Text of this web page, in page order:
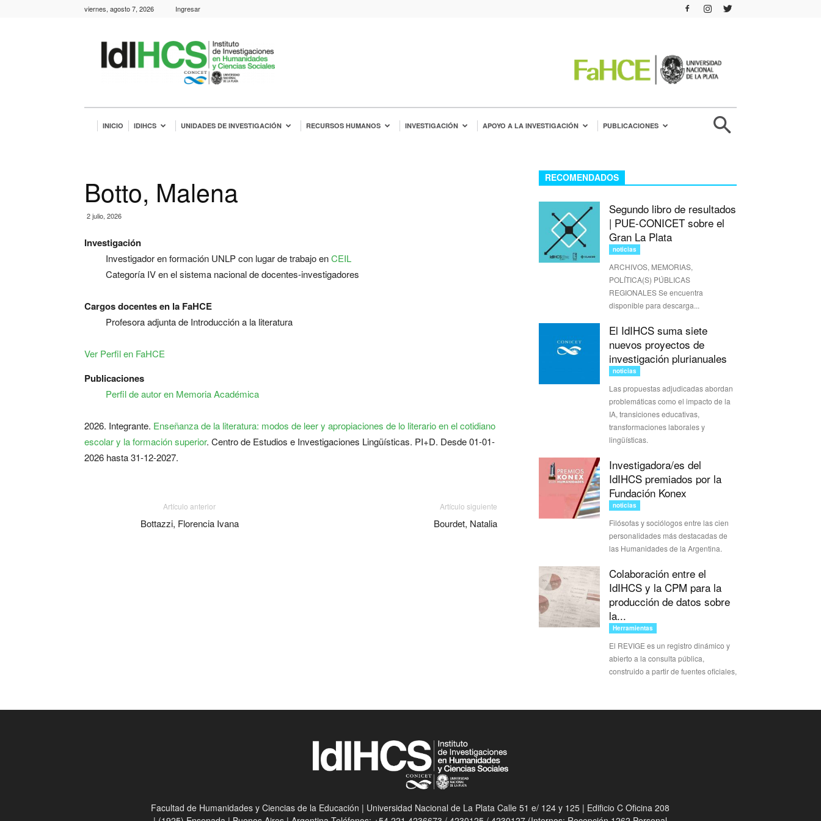
viernes, agosto 7, 2026 Ingresar
IdIHCS
INICIO IDIHCS UNIDADES DE INVESTIGACIÓN RECURSOS HUMANOS INVESTIGACIÓN APOYO A LA INVESTIGACIÓN PUBLICACIONES
Botto, Malena
2 julio, 2026
Investigación
Investigador en formación UNLP con lugar de trabajo enCEIL
Categoría IV en el sistema nacional de docentes-investigadores
Cargos docentes en la FaHCE
Profesora adjunta de Introducción a la literatura
Ver Perfil en FaHCE
Publicaciones
Perfil de autor en Memoria Académica
2026. Integrante. Enseñanza de la literatura: modos de leer y apropiaciones de lo literario en el cotidiano
escolar y la formación superior. Centro de Estudios e Investigaciones Lingüísticas. PI+D. Desde 01-01-
2026 hasta 31-12-2027.
Artículo anterior
Bottazzi, Florencia Ivana
Artículo siguiente
Bourdet, Natalia
RECOMENDADOS
Segundo libro de resultados
| PUE-CONICET sobre el
Gran La Plata
noticias
ARCHIVOS, MEMORIAS,
POLÍTICA(S) PÚBLICAS
REGIONALES Se encuentra
disponible para descarga...
El IdIHCS suma siete
nuevos proyectos de
investigación plurianuales
noticias
Las propuestas adjudicadas abordan
problemáticas como el impacto de la
IA, transiciones educativas,
transformaciones laborales y
lingüísticas.
Investigadora/es del
IdIHCS premiados por la
Fundación Konex
noticias
Filósofas y sociólogos entre las cien
personalidades más destacadas de
las Humanidades de la Argentina.
Colaboración entre el
IdIHCS y la CPM para la
producción de datos sobre
la...
Herramientas
El REVIGE es un registro dinámico y
abierto a la consulta pública,
construido a partir de fuentes oficiales,
Facultad de Humanidades y Ciencias de la Educación | Universidad Nacional de La Plata Calle 51 e/ 124 y 125 | Edificio C Oficina 208